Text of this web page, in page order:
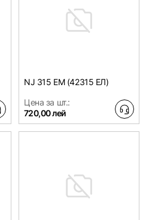
NJ 315 EM (42315 ЕЛ)
Цена за шт.:
720,00 лей